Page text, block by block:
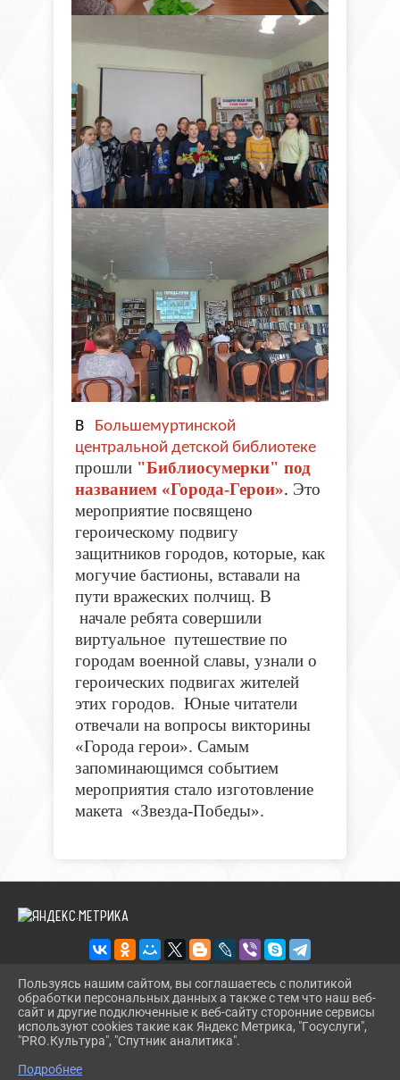
В
Большемуртинской
центральной детской библиотеке
прошли "Библиосумерки" под
названием «Города-Герои». Это
мероприятие посвящено
героическому подвигу
защитников городов, которые, как
могучие бастионы, вставали на
пути вражеских полчищ. В
начале ребята совершили
виртуальное путешествие по
городам военной славы, узнали о
героических подвигах жителей
этих городов. Юные читатели
отвечали на вопросы викторины
«Города герои». Самым
запоминающимся событием
мероприятия стало изготовление
макета «Звезда-Победы».
2026 Г. BMLIBR.RU
ВХОД
КАРТА САЙТА
Пользуясь нашим сайтом, вы соглашаетесь с политикой
обработки персональных данных а также с тем что наш веб-
сайт и другие подключенные к веб-сайту сторонние сервисы
используют cookies такие как Яндекс Метрика, "Госуслуги",
"PRO.Культура", "Спутник аналитика".
Подробнее